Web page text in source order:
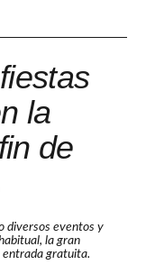
la
de
diversos eventos y
la gran
entrada gratuita.